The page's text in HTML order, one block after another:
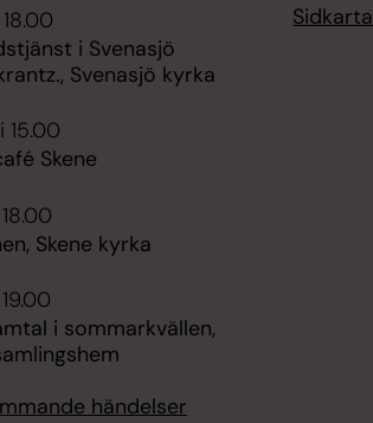
i Svenasjö
Svenasjö kyrka
15.00
Skene
Skene kyrka
i sommarkvällen,
händelser
Sidkarta